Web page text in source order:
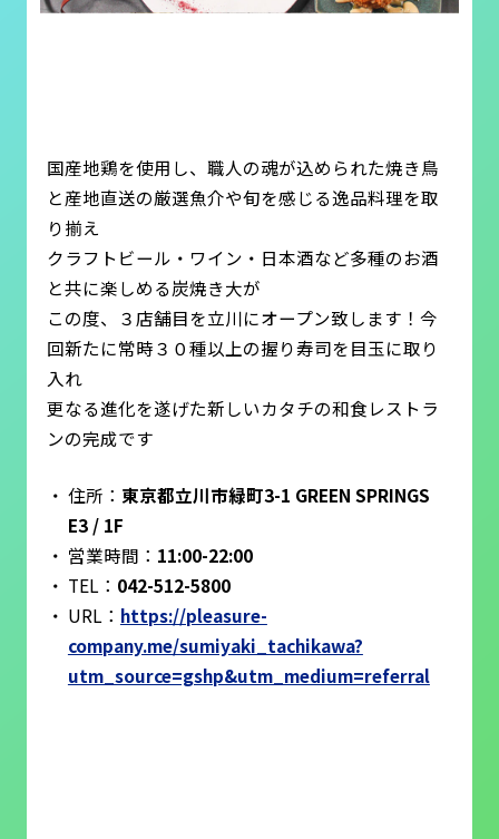
国産地鶏を使用し、職人の魂が込められた焼き鳥
と産地直送の厳選魚介や旬を感じる逸品料理を取
り揃え
クラフトビール・ワイン・日本酒など多種のお酒
と共に楽しめる炭焼き大が
この度、３店舗目を立川にオープン致します！今
回新たに常時３０種以上の握り寿司を目玉に取り
入れ
更なる進化を遂げた新しいカタチの和食レストラ
ンの完成です
住所： 東京都立川市緑町3-1 GREEN SPRINGS
E3 / 1F
営業時間： 11:00-22:00
TEL： 042-512-5800
URL： https://pleasure-
company.me/sumiyaki_tachikawa?
utm_source=gshp&utm_medium=referral